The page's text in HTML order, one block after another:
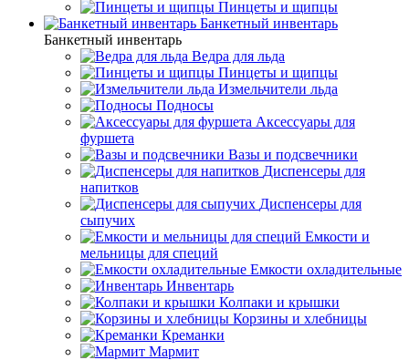
Пинцеты и щипцы
Банкетный инвентарь
Банкетный инвентарь
Ведра для льда
Пинцеты и щипцы
Измельчители льда
Подносы
Аксессуары для
фуршета
Вазы и подсвечники
Диспенсеры для
напитков
Диспенсеры для
сыпучих
Емкости и
мельницы для специй
Емкости охладительные
Инвентарь
Колпаки и крышки
Корзины и хлебницы
Креманки
Мармит